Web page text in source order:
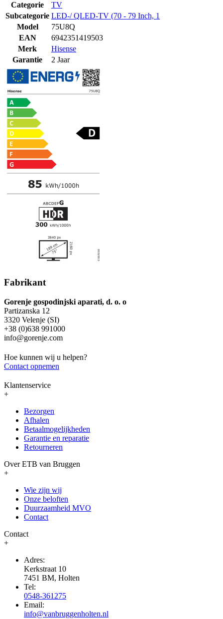
Categorie
TV
Subcategorie LED-/ QLED-TV (70 - 79 Inch, 1
Model
75U8Q
EAN
6942351419503
Merk
Hisense
Garantie
2 Jaar
Fabrikant
Gorenje gospodinjski aparati, d. o. o
Partizanska 12
3320 Velenje (SI)
+38 (0)638 991000
info@gorenje.com
Hoe kunnen wij u helpen?
Contact opnemen
Klantenservice
+
Bezorgen
Afhalen
Betaalmogelijkheden
Garantie en reparatie
Retourneren
Over ETB van Bruggen
+
Wie zijn wij
Onze beloften
Duurzaamheid MVO
Contact
Contact
+
Adres:
Kerkstraat 10
7451 BM, Holten
Tel:
0548-361275
Email:
info@vanbruggenholten.nl